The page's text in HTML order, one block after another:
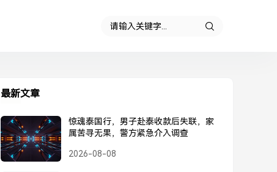
最新文章
惊魂泰国行，男子赴泰收款后失联，家
属苦寻无果，警方紧急介入调查
2026-08-08